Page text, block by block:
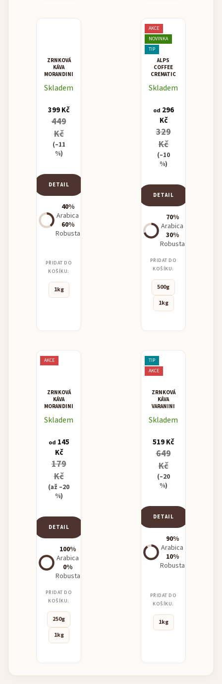
ZRNKOVÁ
KÁVA
MORANDINI
SUPERCREMA
Skladem
399 Kč
449
Kč
(–11
%)
DETAIL
40%
Arabica
60%
Robusta
PŘIDAT DO
KOŠÍKU:
1kg
AKCE
NOVINKA
TIP
ALPS
COFFEE
CREMATIC
Skladem
od 296
Kč
329
Kč
(–10
%)
DETAIL
70%
Arabica
30%
Robusta
PŘIDAT DO
KOŠÍKU:
500g
1kg
AKCE
ZRNKOVÁ
KÁVA
MORANDINI
Skladem
od 145
Kč
179
Kč
(až –20
%)
DETAIL
100%
Arabica
0%
Robusta
PŘIDAT DO
KOŠÍKU:
250g
1kg
TIP
AKCE
ZRNKOVÁ
KÁVA
VARANINI
ESPRESSO
Skladem
519 Kč
649
Kč
(–20
%)
DETAIL
90%
Arabica
10%
Robusta
PŘIDAT DO
KOŠÍKU:
1kg